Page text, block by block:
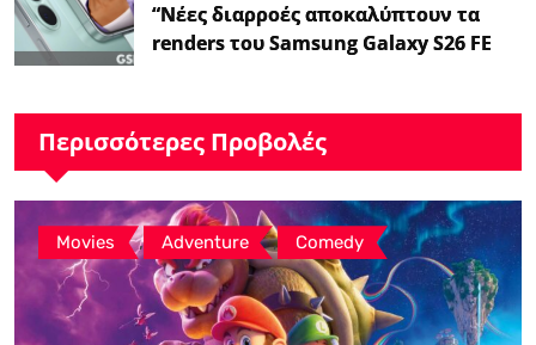
“Νέες διαρροές αποκαλύπτουν τα
renders του Samsung Galaxy S26 FE
Περισσότερες Προβολές
Movies , Adventure , Comedy